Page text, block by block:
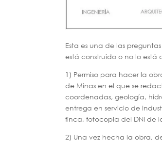
Esta es una de las
está construido o no lo está
1) Permiso para hacer la
de Minas en el que se
coordenadas, geología,
entrega en servicio de
finca, fotocopia del DNI de
2) Una vez hecha la obra,